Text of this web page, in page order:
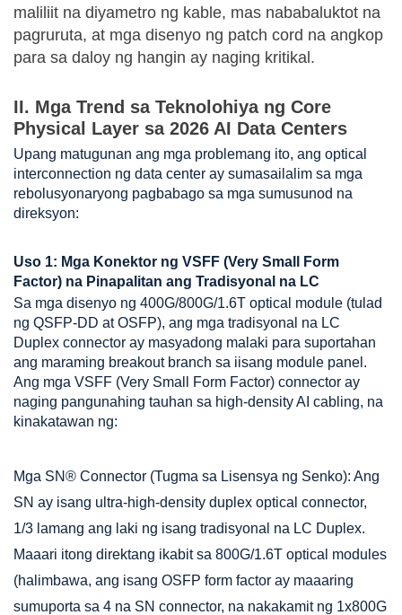
maliliit na diyametro ng kable, mas nababaluktot na
pagruruta, at mga disenyo ng patch cord na angkop
para sa daloy ng hangin ay naging kritikal.
II. Mga Trend sa Teknolohiya ng Core
Physical Layer sa 2026 AI Data Centers
Upang matugunan ang mga problemang ito, ang optical
interconnection ng data center ay sumasailalim sa mga
rebolusyonaryong pagbabago sa mga sumusunod na
direksyon:
Uso 1: Mga Konektor ng VSFF (Very Small Form
Factor) na Pinapalitan ang Tradisyonal na LC
Sa mga disenyo ng 400G/800G/1.6T optical module (tulad
ng QSFP-DD at OSFP), ang mga tradisyonal na LC
Duplex connector ay masyadong malaki para suportahan
ang maraming breakout branch sa iisang module panel.
Ang mga VSFF (Very Small Form Factor) connector ay
naging pangunahing tauhan sa high-density AI cabling, na
kinakatawan ng:
Mga SN® Connector (Tugma sa Lisensya ng Senko): Ang
SN ay isang ultra-high-density duplex optical connector,
1/3 lamang ang laki ng isang tradisyonal na LC Duplex.
Maaari itong direktang ikabit sa 800G/1.6T optical modules
(halimbawa, ang isang OSFP form factor ay maaaring
sumuporta sa 4 na SN connector, na nakakamit ng 1x800G